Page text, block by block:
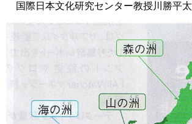
国際日本文化研究センター教授川勝平太